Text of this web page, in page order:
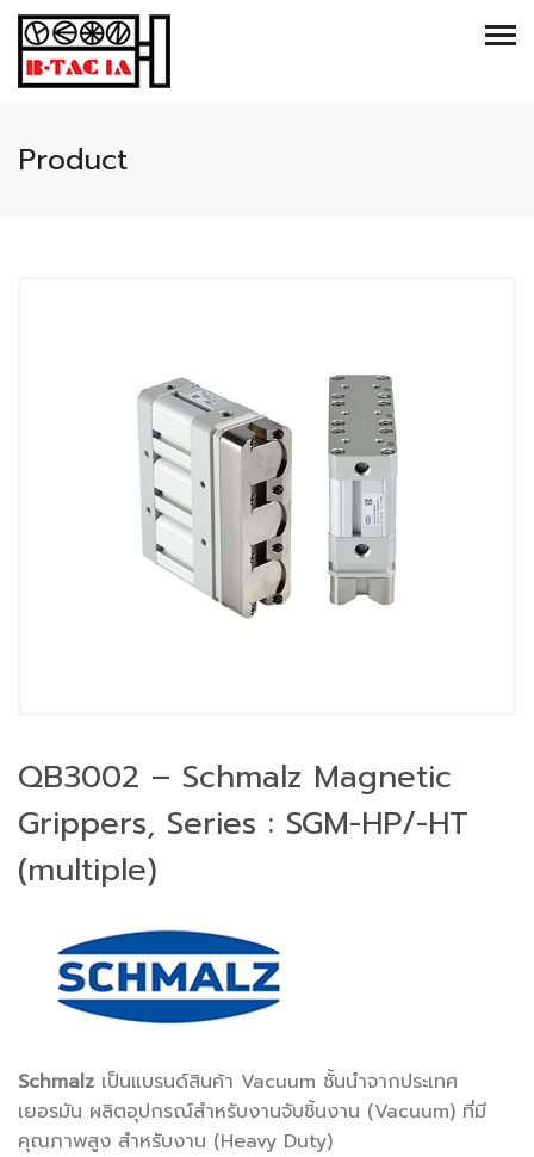
Product
QB3002 – Schmalz Magnetic
Grippers, Series : SGM-HP/-HT
(multiple)
Schmalz เป็นแบรนด์สินค้า Vacuum ชั้นนำจากประเทศ
เยอรมัน ผลิตอุปกรณ์สำหรับงานจับชิ้นงาน (Vacuum) ที่มี
คุณภาพสูง สำหรับงาน (Heavy Duty)